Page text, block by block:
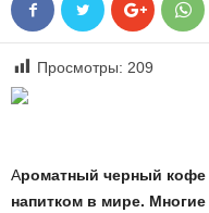
Просмотры: 209
Ароматный черный кофе
напитком в мире. Многие